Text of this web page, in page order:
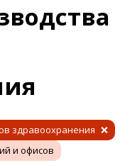
здравоохранения
и офисов